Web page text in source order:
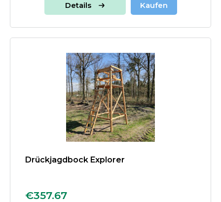
Details Kaufen
Drückjagdbock Explorer
€357.67